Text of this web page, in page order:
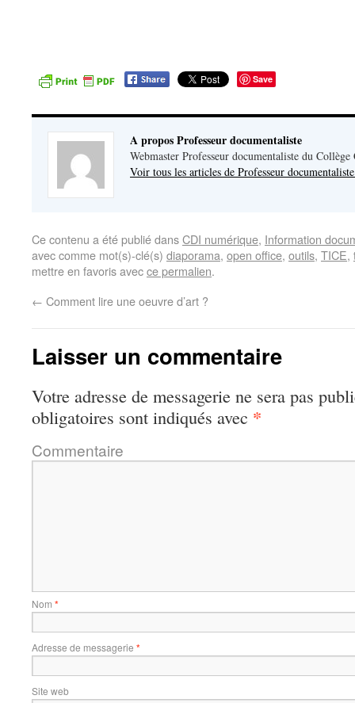
Save
A propos Professeur documentaliste
Webmaster Professeur documentaliste du Collège
Voir tous les articles de Professeur
Ce contenu a été publié dansCDI numérique, Information
avec comme mot(s)-clé(s) diaporama, open office, outils, TICE,
mettre en favoris avecce permalien.
← Comment lire une oeuvre d’art ?
Laisser un commentaire
Votre adresse de messagerie ne sera pas
obligatoires sont indiqués avec *
Commentaire
Nom *
Adresse de messagerie *
Site web